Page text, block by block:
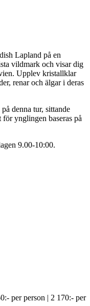
Lapland på en
vildmark och visar dig
Upplev kristallklar
renar och älgar i deras
denna tur, sittande
ynglingen baseras på
9.00-10:00.
per person | 2 170:- per